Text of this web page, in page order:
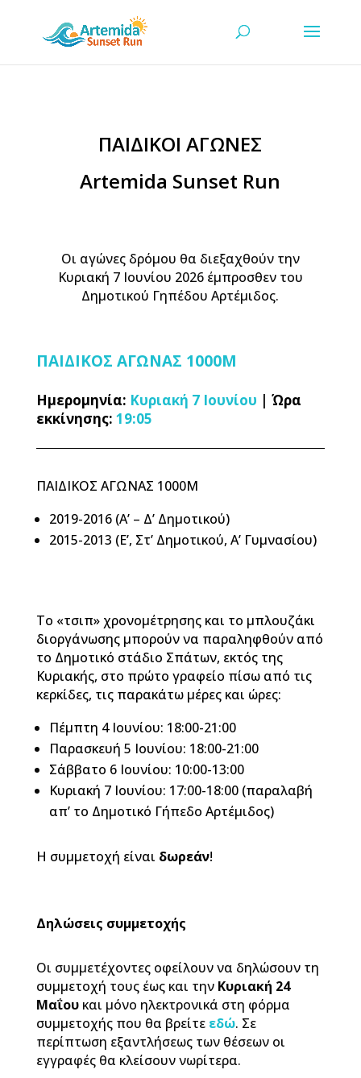
ΠΑΙΔΙΚΟΙ ΑΓΩΝΕΣ
Artemida Sunset Run
Οι αγώνες δρόμου θα διεξαχθούν την
Κυριακή 7 Ιουνίου 2026 έμπροσθεν του
Δημοτικού Γηπέδου Αρτέμιδος.
ΠΑΙΔΙΚΟΣ ΑΓΩΝΑΣ 1000M
Ημερομηνία: Κυριακή 7 Ιουνίου | Ώρα
εκκίνησης: 19:05
ΠΑΙΔΙΚΟΣ ΑΓΩΝΑΣ 1000Μ
2019-2016 (Α’ – Δ’ Δημοτικού)
2015-2013 (Ε’, Στ’ Δημοτικού, Α’ Γυμνασίου)
Το «τσιπ» χρονομέτρησης και το μπλουζάκι
διοργάνωσης μπορούν να παραληφθούν από
το Δημοτικό στάδιο Σπάτων, εκτός της
Κυριακής, στο πρώτο γραφείο πίσω από τις
κερκίδες, τις παρακάτω μέρες και ώρες:
Πέμπτη 4 Ιουνίου: 18:00-21:00
Παρασκευή 5 Ιουνίου: 18:00-21:00
Σάββατο 6 Ιουνίου: 10:00-13:00
Κυριακή 7 Ιουνίου: 17:00-18:00 (παραλαβή
απ’ το Δημοτικό Γήπεδο Αρτέμιδος)
Η συμμετοχή είναι δωρεάν!
Δηλώσεις συμμετοχής
Οι συμμετέχοντες οφείλουν να δηλώσουν τη
συμμετοχή τους έως και την Κυριακή 24
Μαΐου και μόνο ηλεκτρονικά στη φόρμα
συμμετοχής που θα βρείτε εδώ. Σε
περίπτωση εξαντλήσεως των θέσεων οι
εγγραφές θα κλείσουν νωρίτερα.